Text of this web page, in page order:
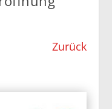
Zurück